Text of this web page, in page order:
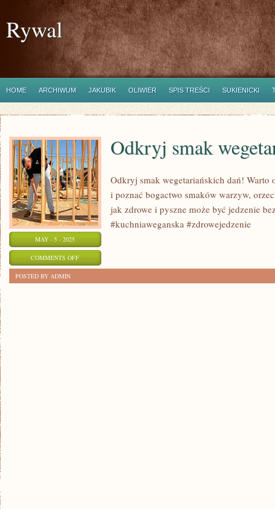
Rywal
HOME ARCHIWUM JAKUBIK OLIWIER SPIS TREŚCI SUKIENICKI
MAY - 5 - 2025
COMMENTS OFFON
Odkryj smak
Odkryj smak wegetariańskich dań! Warto
i poznać bogactwo smaków warzyw,
jak zdrowe i pyszne może być jedzenie
#kuchniaweganska #zdrowejedzenie
POSTED BY ADMIN